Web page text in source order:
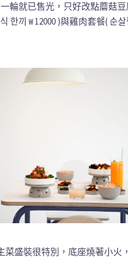
輪就已售光，只好改點蘑菇豆
한끼 ₩ 12000 )與雞肉套餐( 순
菜盛裝很特別，底座燒著小火